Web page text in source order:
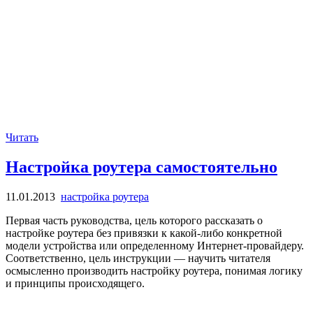
Читать
Настройка роутера самостоятельно
11.01.2013 настройка роутера
Первая часть руководства, цель которого рассказать о
настройке роутера без привязки к какой-либо конкретной
модели устройства или определенному Интернет-провайдеру.
Соответственно, цель инструкции — научить читателя
осмысленно производить настройку роутера, понимая логику
и принципы происходящего.